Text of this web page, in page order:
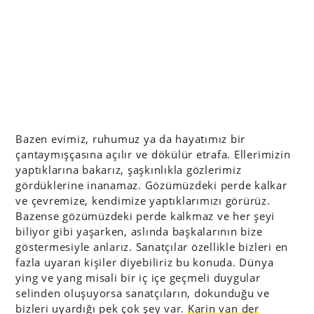
Bazen evimiz, ruhumuz ya da hayatımız bir
çantaymışçasına açılır ve dökülür etrafa. Ellerimizin
yaptıklarına bakarız, şaşkınlıkla gözlerimiz
gördüklerine inanamaz. Gözümüzdeki perde kalkar
ve çevremize, kendimize yaptıklarımızı görürüz.
Bazense gözümüzdeki perde kalkmaz ve her şeyi
biliyor gibi yaşarken, aslında başkalarının bize
göstermesiyle anlarız. Sanatçılar özellikle bizleri en
fazla uyaran kişiler diyebiliriz bu konuda. Dünya
ying ve yang misali bir iç içe geçmeli duygular
selinden oluşuyorsa sanatçıların, dokunduğu ve
bizleri uyardığı pek çok şey var. Karin van der